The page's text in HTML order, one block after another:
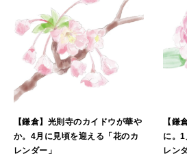
【鎌倉】光則寺のカイドウが華や
か。4月に見頃を迎える「花のカ
レンダー」
【鎌
に。
レン